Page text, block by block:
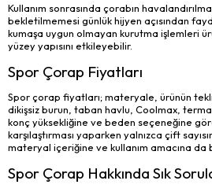
Kullanım sonrasında çorabın
bekletilmemesi günlük hijyen açısından
kumaşa uygun olmayan kurutma işlemleri
yüzey yapısını etkileyebilir.
Spor Çorap Fiyatları
Spor çorap fiyatları; materyale, ürünün
dikişsiz burun, taban havlu, Coolmax,
konç yüksekliğine ve beden seçeneğine
karşılaştırması yaparken yalnızca çift
materyal içeriğine ve kullanım amacına da
Spor Çorap Hakkında Sık